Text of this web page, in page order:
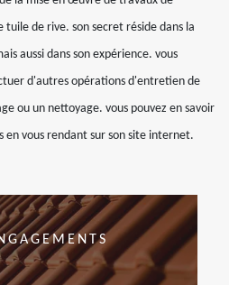
de rive. son secret réside dans la
aussi dans son expérience. vous
d'autres opérations d'entretien de
ou un nettoyage. vous pouvez en savoir
en vous rendant sur son site internet.